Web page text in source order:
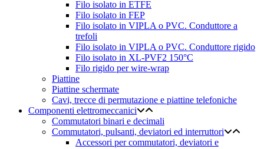
Filo isolato in ETFE
Filo isolato in FEP
Filo isolato in VIPLA o PVC. Conduttore a
trefoli
Filo isolato in VIPLA o PVC. Conduttore rigido
Filo isolato in XL-PVF2 150°C
Filo rigido per wire-wrap
Piattine
Piattine schermate
Cavi, trecce di permutazione e piattine telefoniche
Componenti elettromeccanici
Commutatori binari e decimali
Commutatori, pulsanti, deviatori ed interruttori
Accessori per commutatori, deviatori e